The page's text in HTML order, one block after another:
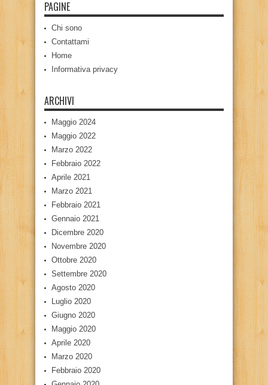
PAGINE
Chi sono
Contattami
Home
Informativa privacy
ARCHIVI
Maggio 2024
Maggio 2022
Marzo 2022
Febbraio 2022
Aprile 2021
Marzo 2021
Febbraio 2021
Gennaio 2021
Dicembre 2020
Novembre 2020
Ottobre 2020
Settembre 2020
Agosto 2020
Luglio 2020
Giugno 2020
Maggio 2020
Aprile 2020
Marzo 2020
Febbraio 2020